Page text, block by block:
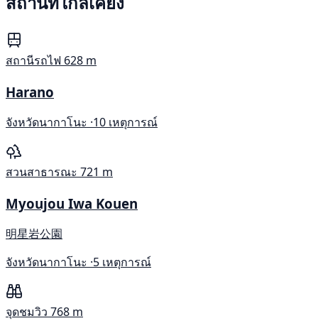
สถานีรถไฟ 628 m
Harano
จังหวัดนากาโนะ ·10 เหตุการณ์
สวนสาธารณะ 721 m
Myoujou Iwa Kouen
明星岩公園
จังหวัดนากาโนะ ·5 เหตุการณ์
จุดชมวิว 768 m